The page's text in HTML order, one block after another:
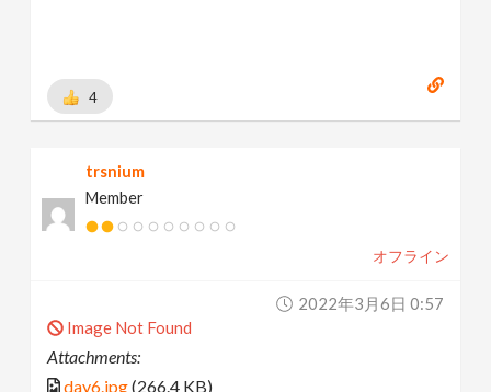
4
trsnium
Member
オフライン
2022年3月6日 0:57
Image Not Found
Attachments:
day6.jpg(266.4 KB)